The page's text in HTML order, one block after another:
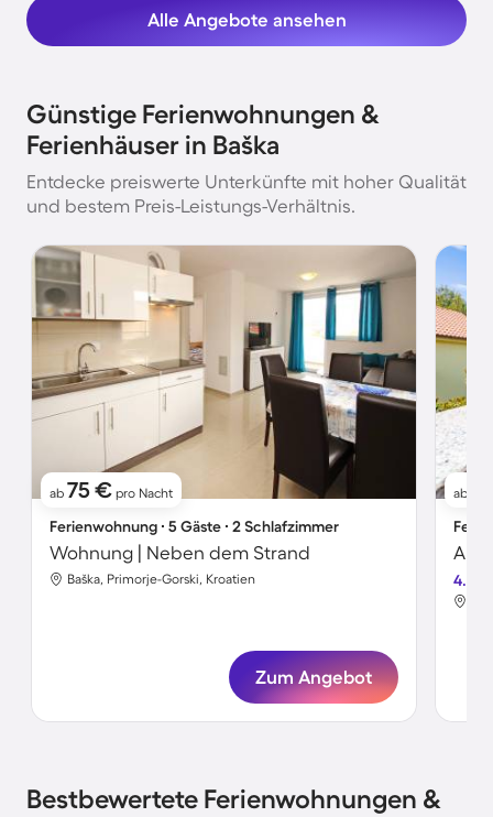
Alle Angebote ansehen
Günstige Ferienwohnungen &
Ferienhäuser in Baška
Entdecke preiswerte Unterkünfte mit hoher Qualität
und bestem Preis-Leistungs-Verhältnis.
ab 75 € pro Nacht
Ferienwohnung ∙ 5 Gäste ∙ 2 Schlafzimmer
Wohnung | Neben dem Strand
Baška, Primorje-Gorski, Kroatien
Zum Angebot
ab
4.0
Bestbewertete Ferienwohnungen &